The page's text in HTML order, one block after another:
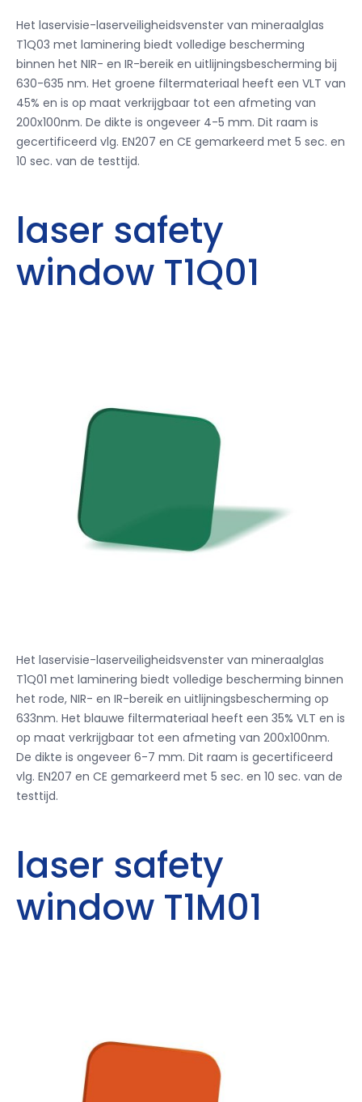
Het laservisie-laserveiligheidsvenster van mineraalglas
T1Q03 met laminering biedt volledige bescherming
binnen het NIR- en IR-bereik en uitlijningsbescherming bij
630-635 nm. Het groene filtermateriaal heeft een VLT van
45% en is op maat verkrijgbaar tot een afmeting van
200x100nm. De dikte is ongeveer 4-5 mm. Dit raam is
gecertificeerd vlg. EN207 en CE gemarkeerd met 5 sec. en
10 sec. van de testtijd.
laser safety
window T1Q01
Het laservisie-laserveiligheidsvenster van mineraalglas
T1Q01 met laminering biedt volledige bescherming binnen
het rode, NIR- en IR-bereik en uitlijningsbescherming op
633nm. Het blauwe filtermateriaal heeft een 35% VLT en is
op maat verkrijgbaar tot een afmeting van 200x100nm.
De dikte is ongeveer 6-7 mm. Dit raam is gecertificeerd
vlg. EN207 en CE gemarkeerd met 5 sec. en 10 sec. van de
testtijd.
laser safety
window T1M01